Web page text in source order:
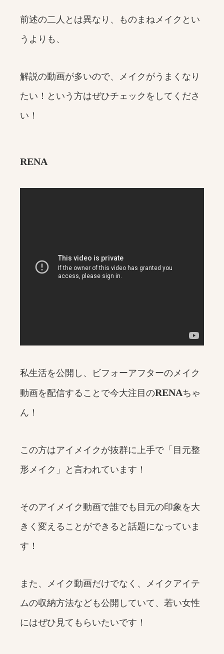
前述の二人とは異なり、ものまねメイクとい
うよりも、
解説の動画が多いので、メイクがうまくなり
たい！という方はぜひチェックをしてくださ
い！
RENA
私生活を公開し、ビフォーアフターのメイク
動画を配信することで今大注目のRENAちゃ
ん！
この方はアイメイクが抜群に上手で「目元整
形メイク」と言われています！
そのアイメイク動画で誰でも目元の印象を大
きく変えることができると話題になっていま
す！
また、メイク動画だけでなく、メイクアイテ
ムの収納方法なども公開していて、若い女性
にはぜひ見てもらいたいです！